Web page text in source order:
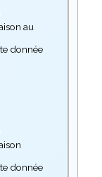
au
donnée
donnée